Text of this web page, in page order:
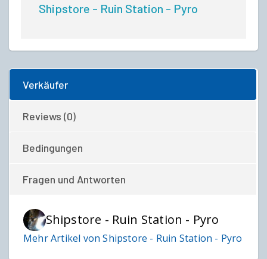
Shipstore - Ruin Station - Pyro
Verkäufer
Reviews (0)
Bedingungen
Fragen und Antworten
Shipstore - Ruin Station - Pyro
Mehr Artikel von Shipstore - Ruin Station - Pyro